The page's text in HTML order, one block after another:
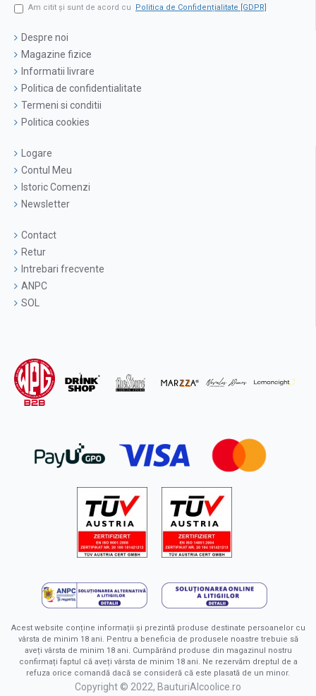
Am citit şi sunt de acord cu Politica de Confidențialitate [GDPR]
Despre noi
Magazine fizice
Informatii livrare
Politica de confidentialitate
Termeni si conditii
Politica cookies
Logare
Contul Meu
Istoric Comenzi
Newsletter
Contact
Retur
Intrebari frecvente
ANPC
SOL
Acest website conține informații și prezintă produse destinate persoanelor cu
vârsta de minim 18 ani. Pentru a beneficia de produsele noastre trebuie să
aveți vârsta de minim 18 ani. Cumpărând produse din magazinul nostru
confirmați faptul că aveți vârsta de minim 18 ani. Ne rezervăm dreptul de a
refuza orice comandă dacă se consideră că este plasată de un minor.
Copyright © 2022, BauturiAlcoolice.ro